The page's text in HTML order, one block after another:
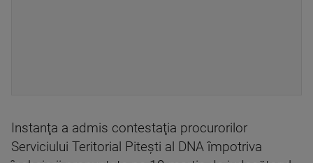
Instanţa a admis contestaţia procurorilor
Serviciului Teritorial Piteşti al DNA împotriva